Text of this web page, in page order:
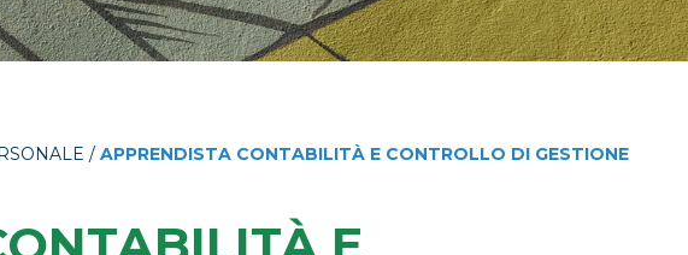
/ APPRENDISTA CONTABILITÀ E CONTROLLO DI GESTIONE